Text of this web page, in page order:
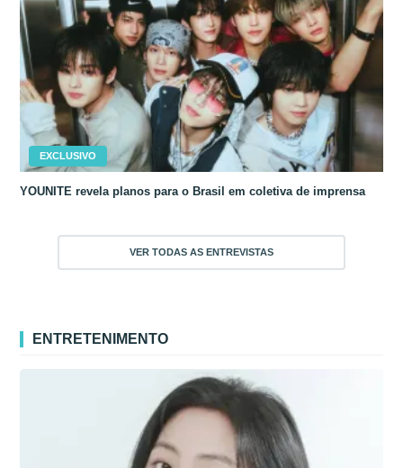
EXCLUSIVO
YOUNITE revela planos para o Brasil em coletiva de imprensa
VER TODAS AS ENTREVISTAS
ENTRETENIMENTO